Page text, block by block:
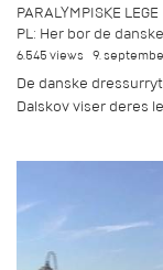
PARALYMPISKE LEGE
PL: Her bor de
6.545 views 9.
De danske
Dalskov viser deres